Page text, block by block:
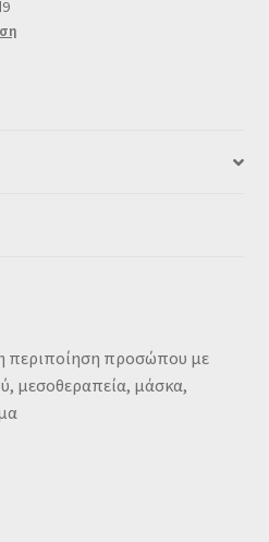
περιποίηση προσώπου με
μεσοθεραπεία, μάσκα,